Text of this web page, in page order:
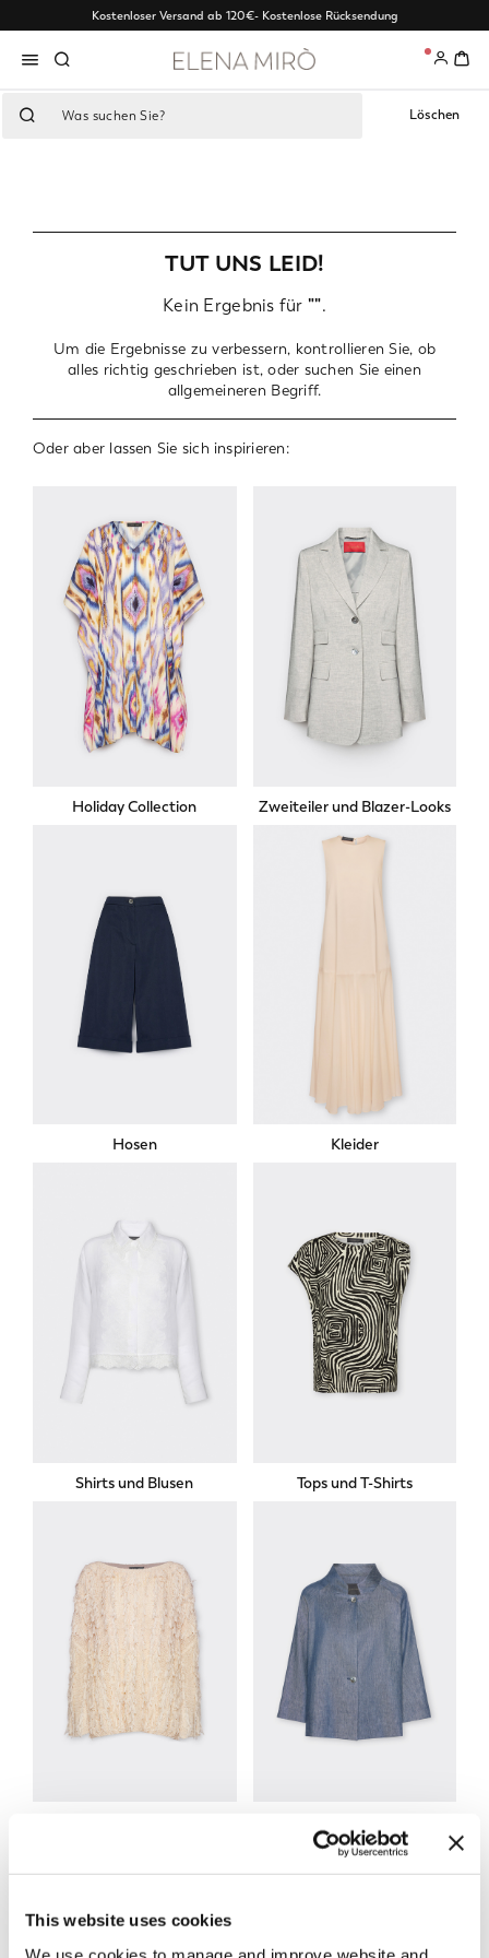
This website uses cookies
Kostenloser Versand ab 120€- Kostenlose Rücksendung
0
Löschen
TUT UNS LEID!
Kein Ergebnis für"".
Um die Ergebnisse zu verbessern, kontrollieren Sie, ob
alles richtig geschrieben ist, oder suchen Sie einen
allgemeineren Begriff.
Oder aber lassen Sie sich inspirieren:
Holiday Collection Zweiteiler und Blazer-Looks
Hosen Kleider
Shirts und Blusen Tops und T-Shirts